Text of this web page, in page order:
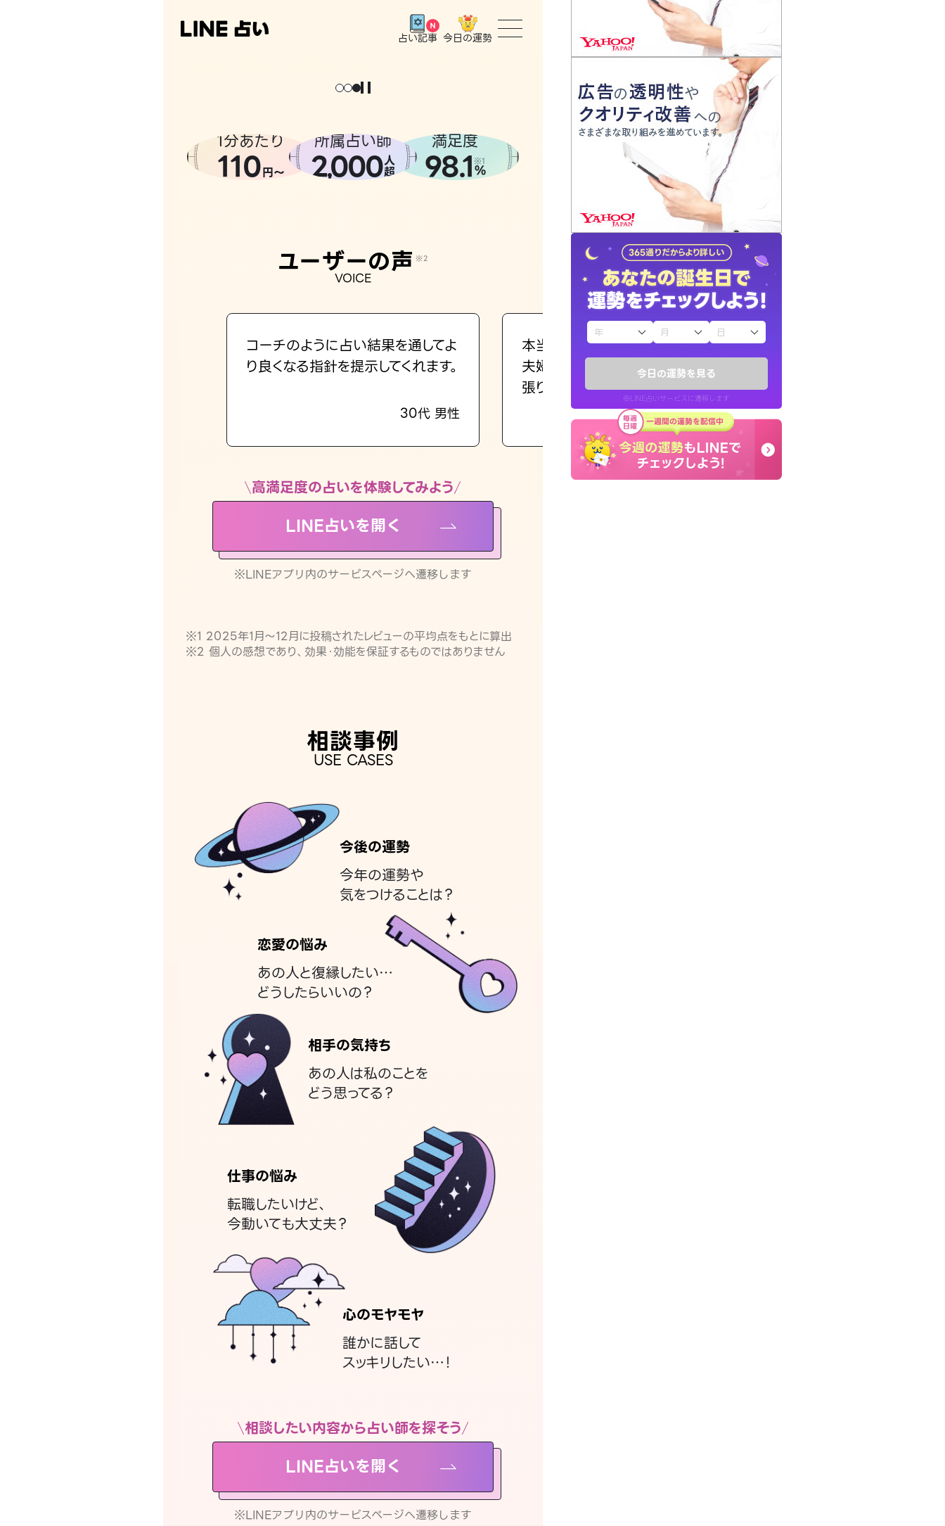
今日の運勢を見る
※LINE占いサービスに遷移します
占い記事 今日の運勢
トップ
ユーザーの声
占いの流れ
おすすめの占い師
よくある質問
えもじの子（占）12星座占い
お知らせ
1分あたり
110円〜
所属占い師
2,000人
超
満足度
98.1 ※1
%
ユーザーの声 ※2
VOICE
コーチのように占い結果を通してよ
り良くなる指針を提示してくれます。
30代 男性
本当に相談してよかったです。今は
夫婦で乗り越える時期ですね。頑
張ります！
30代 女性
高満足度の占いを体験してみよう
LINE占いを開く
※LINEアプリ内のサービスページへ遷移します
※1 2025年1月〜12月に投稿されたレビューの平均点をもとに算出
※2 個人の感想であり、効果・効能を保証するものではありません
相談事例
USE CASES
今後の運勢
今年の運勢や
気をつけることは？
恋愛の悩み
あの人と復縁したい…
どうしたらいいの？
相手の気持ち
あの人は私のことを
どう思ってる？
仕事の悩み
転職したいけど、
今動いても大丈夫？
心のモヤモヤ
誰かに話して
スッキリしたい…！
相談したい内容から占い師を探そう
LINE占いを開く
※LINEアプリ内のサービスページへ遷移します